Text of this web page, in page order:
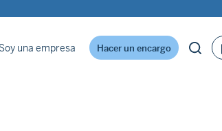
Soy una empresa Hacer un encargo